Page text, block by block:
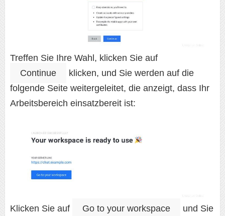
Treffen Sie Ihre Wahl, klicken Sie auf
Continue
klicken, und Sie werden auf die
folgende Seite weitergeleitet, die anzeigt, dass Ihr
Arbeitsbereich einsatzbereit ist:
Klicken Sie auf Go to your workspace
und Sie